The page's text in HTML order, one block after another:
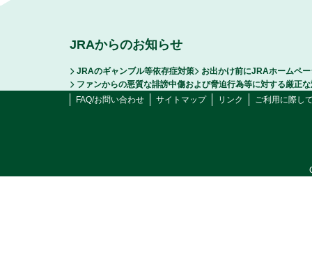
JRAからのお知らせ
JRAのギャンブル等依存症対策
お出かけ前にJRAホームペ
ファンからの悪質な誹謗中傷および脅迫行為等に対する厳正
FAQ/お問い合わせ
サイトマップ リンク ご利用に際し